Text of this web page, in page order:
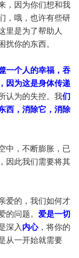
，因为你们想和我
，哦，也许有些研
里是为了帮助人
扰你的东西。
一个人的幸福，吞
因为这是身体传递
认为的失控。我们
西，消除它，消除
中，不断膨胀，已
因此我们需要将其
爱的，我们如何才
的问题。 爱是一切
深入 内心，将你的
从一开始就需要